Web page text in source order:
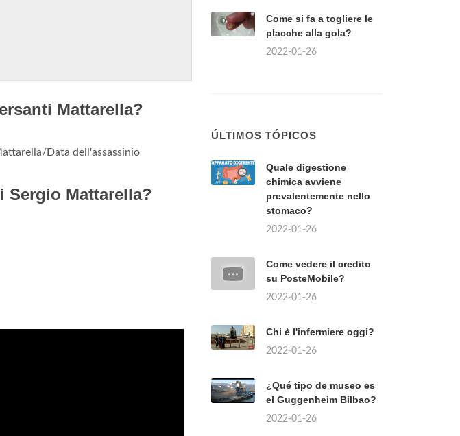
Mattarella?
Data dell'assassinio
Sergio Mattarella?
Come si fa a togliere le
placche alla gola?
2022-01-26
ÚLTIMOS TÓPICOS
Quale digestione
chimica avviene
prevalentemente nello
stomaco?
2022-01-26
Come vedere il credito
su PosteMobile?
2022-01-26
Chi è l'infermiere oggi?
2022-01-26
¿Qué tipo de museo es
el Guggenheim Bilbao?
2022-01-26